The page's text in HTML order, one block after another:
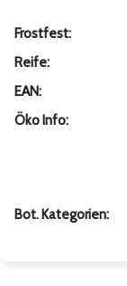
Frostfest:
Reife:
EAN:
Öko Info:
Bot. Kategorien: